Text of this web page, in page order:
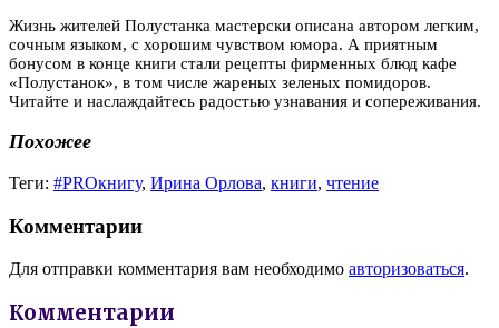
Жизнь жителей Полустанка мастерски описана автором легким,
сочным языком, с хорошим чувством юмора. А приятным
бонусом в конце книги стали рецепты фирменных блюд кафе
«Полустанок», в том числе жареных зеленых помидоров.
Читайте и наслаждайтесь радостью узнавания и сопереживания.
Похожее
Теги: #PROкнигу, Ирина Орлова, книги, чтение
Комментарии
Для отправки комментария вам необходимо авторизоваться.
Комментарии